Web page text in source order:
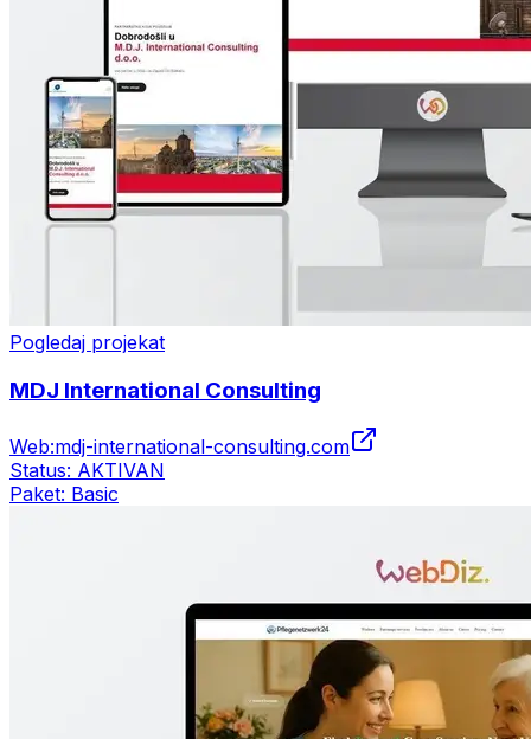
Pogledaj projekat
MDJ International Consulting
Web:mdj-international-consulting.com
Status: AKTIVAN
Paket: Basic